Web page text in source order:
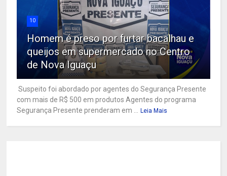
10
Homem é preso por furtar bacalhau e
queijos em supermercado no Centro
de Nova Iguaçu
Suspeito foi abordado por agentes do Segurança Presente
com mais de R$ 500 em produtos Agentes do programa
Segurança Presente prenderam em ... Leia Mais